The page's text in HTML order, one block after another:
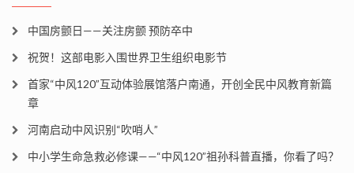
中国房颤日——关注房颤 预防卒中
祝贺！这部电影入围世界卫生组织电影节
首家“中风120”互动体验展馆落户南通，开创全民中风教育新篇
章
河南启动中风识别“吹哨人”
中小学生命急救必修课——“中风120”祖孙科普直播，你看了吗？